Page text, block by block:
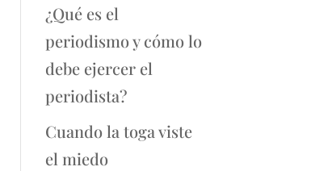
¿Qué es el
periodismo y cómo lo
debe ejercer el
periodista?
Cuando la toga viste
el miedo